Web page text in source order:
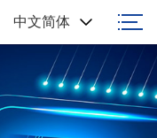
中文简体